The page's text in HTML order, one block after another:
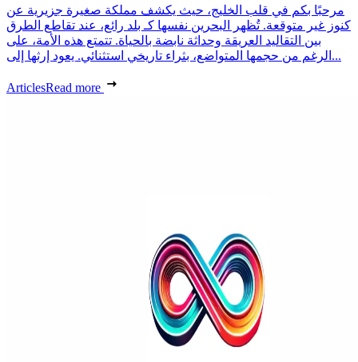
مرحبًا بكم في قلب الخليج، حيث يكشف مملكة صغيرة جزيرية عن
كنوز غير متوقعة. تُظهر البحرين نفسها كـ بلد رائع، عند تقاطع الطرق
بين التقاليد العريقة وحداثة نابضة بالحياة. تتمتع هذه الأمة، على
الرغم من حجمها المتواضع، بثراء تاريخي استثنائي. يعود إرثها إلى...
ArticlesRead more